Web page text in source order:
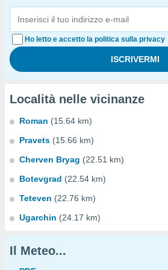
Ho letto e accetto la politica sulla privacy
Località nelle vicinanze
Roman (15.64 km)
Pravets (15.66 km)
Cherven Bryag (22.51 km)
Botevgrad (22.54 km)
Teteven (22.76 km)
Ugarchin (24.17 km)
Il Meteo...